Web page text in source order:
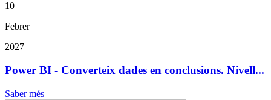
10
Febrer
2027
Power BI - Converteix dades en conclusions. Nivell...
Saber més